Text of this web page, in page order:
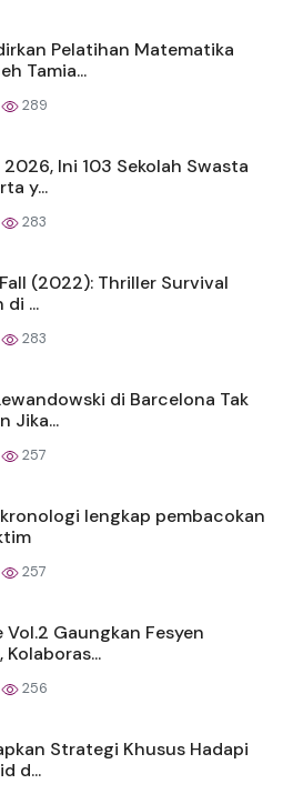
Pelatihan Matematika
Tamia...
289
2026, Ini 103 Sekolah Swasta
y...
283
(2022): Thriller Survival
di ...
283
di Barcelona Tak
Jika...
257
lengkap pembacokan
257
Vol.2 Gaungkan Fesyen
256
Strategi Khusus Hadapi
d...